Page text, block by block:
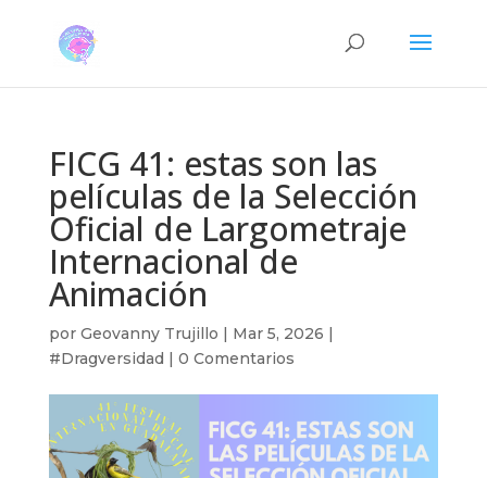
FICG 41: estas son las
películas de la Selección
Oficial de Largometraje
Internacional de
Animación
por Geovanny Trujillo | Mar 5, 2026 |
#Dragversidad | 0 Comentarios